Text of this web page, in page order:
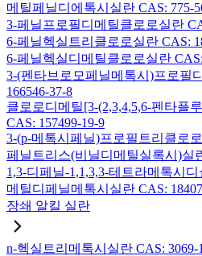
메틸페닐디에톡시실란 CAS: 775-
3-페닐프로필디메틸클로로실란
6-페닐헥실트리클로로실란 CAS:
6-페닐헥실디메틸클로로실란 CAS:
3-(펜타브로모페닐메톡시)프로필
166546-37-8
클로로디메틸[3-(2,3,4,5,6-펜타플
CAS: 157499-19-9
3-(p-메톡시페닐)프로필트리클로
페닐트리스(비닐디메틸실록시)실
1,3-디페닐-1,1,3,3-테트라메톡시
메틸디페닐메톡시실란 CAS:
장쇄 알킬 실란
n-헥실트리메톡시실란 CAS: 3069-